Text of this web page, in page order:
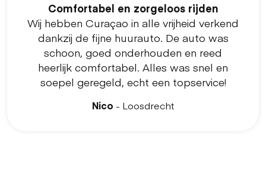
Comfortabel en zorgeloos rijden
Wij hebben Curaçao in alle vrijheid verkend
dankzij de fijne huurauto. De auto was
schoon, goed onderhouden en reed
heerlijk comfortabel. Alles was snel en
soepel geregeld, echt een topservice!
Nico - Loosdrecht